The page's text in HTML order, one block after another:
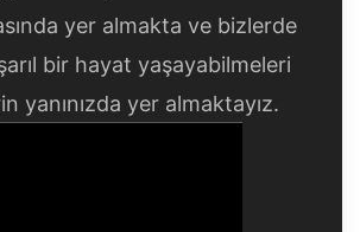
yer almakta ve bizlerde
bir hayat yaşayabilmeleri
yanınızda yer almaktayız.